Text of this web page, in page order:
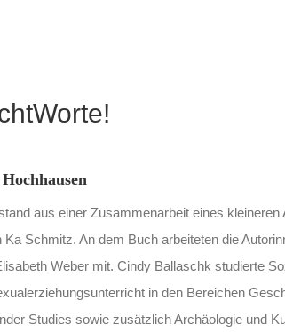
aus einer Zusammenarbeit eines
Schmitz. An dem Buch arbeiteten die
Weber mit. Cindy Ballaschk studierte
in den Bereichen
Studies sowie zusätzlich Archäologie und